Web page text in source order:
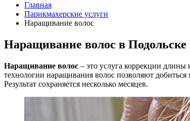
Главная
Парикмахерские услуги
Наращивание волос
Наращивание волос в Подольске
Наращивание волос – это услуга коррекции
технологии наращивания волос позволяют
Результат сохраняется несколько месяцев.